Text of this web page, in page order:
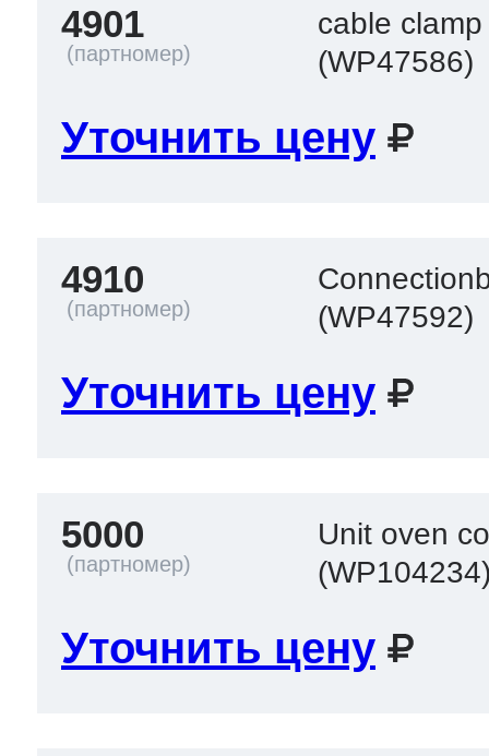
4901
cable clamp
(WP47586)
Уточнить цену
4910
(WP47592)
Уточнить цену
5000
Unit oven
Уточнить цену